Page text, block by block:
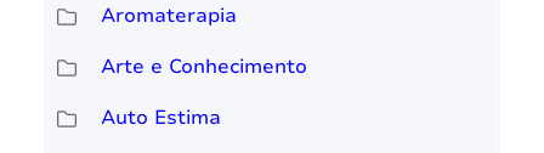
Aromaterapia
Arte e Conhecimento
Auto Estima